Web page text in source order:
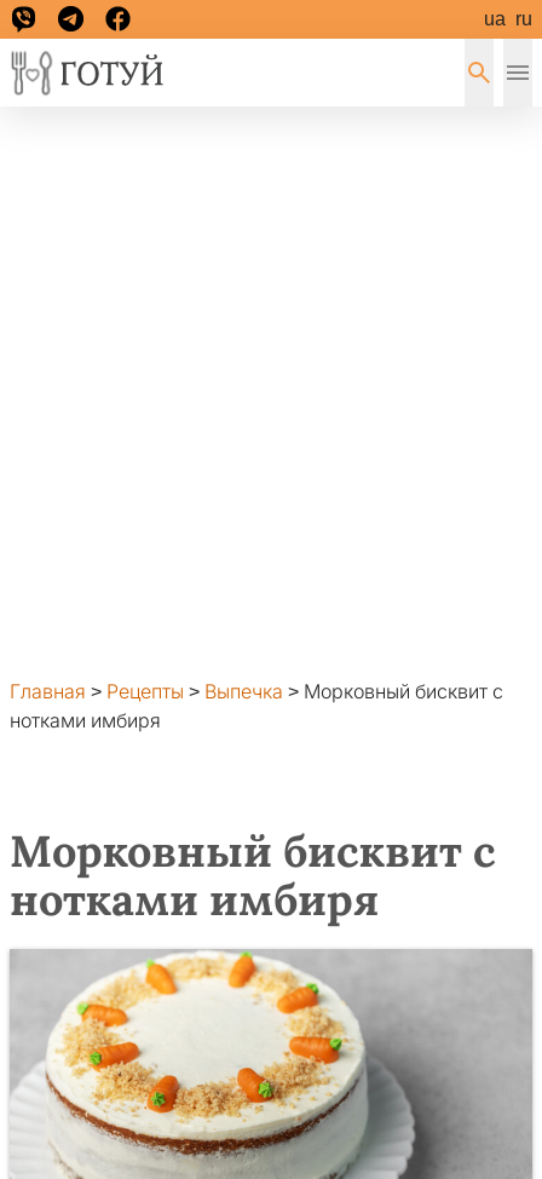
ua ru
Главная > Рецепты > Выпечка > Морковный бисквит с
нотками имбиря
Морковный бисквит с
нотками имбиря